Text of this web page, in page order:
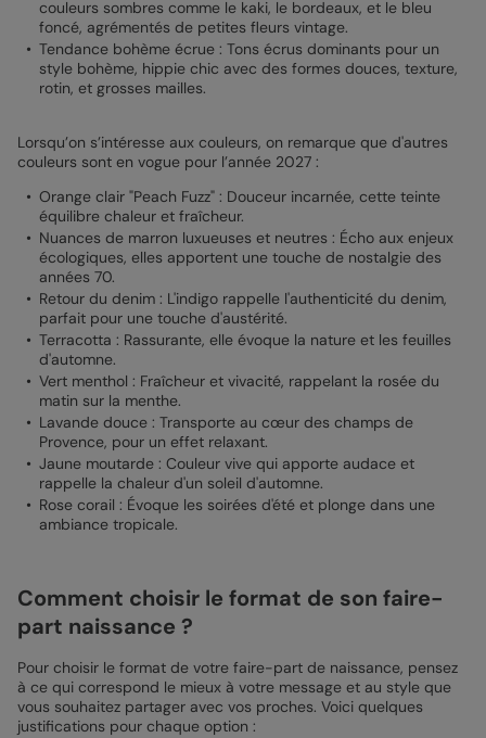
couleurs sombres comme le kaki, le bordeaux, et le bleu
foncé, agrémentés de petites fleurs vintage.
Tendance bohème écrue : Tons écrus dominants pour un
style bohème, hippie chic avec des formes douces, texture,
rotin, et grosses mailles.
Lorsqu’on s’intéresse aux couleurs, on remarque que d'autres
couleurs sont en vogue pour l’année 2027 :
Orange clair "Peach Fuzz" : Douceur incarnée, cette teinte
équilibre chaleur et fraîcheur.
Nuances de marron luxueuses et neutres : Écho aux enjeux
écologiques, elles apportent une touche de nostalgie des
années 70.
Retour du denim : L'indigo rappelle l'authenticité du denim,
parfait pour une touche d'austérité.
Terracotta : Rassurante, elle évoque la nature et les feuilles
d'automne.
Vert menthol : Fraîcheur et vivacité, rappelant la rosée du
matin sur la menthe.
Lavande douce : Transporte au cœur des champs de
Provence, pour un effet relaxant.
Jaune moutarde : Couleur vive qui apporte audace et
rappelle la chaleur d'un soleil d'automne.
Rose corail : Évoque les soirées d'été et plonge dans une
ambiance tropicale.
Comment choisir le format de son faire-
part naissance ?
Pour choisir le format de votre faire-part de naissance, pensez
à ce qui correspond le mieux à votre message et au style que
vous souhaitez partager avec vos proches. Voici quelques
justifications pour chaque option :